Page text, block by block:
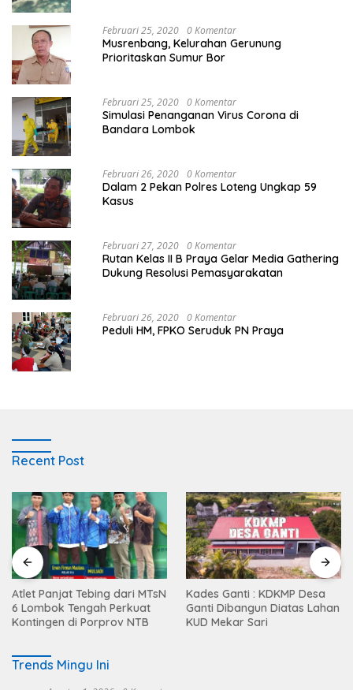
Februari 25, 2020 0 Komentar
Musrenbang, Kelurahan Gerunung
Prioritaskan Sumur Bor
Februari 25, 2020 0 Komentar
Simulasi Penanganan Virus Corona di
Bandara Lombok
Februari 26, 2020 0 Komentar
Dalam 2 Pekan Polres Loteng Ungkap 59
Kasus
Februari 27, 2020 0 Komentar
Rutan Kelas II B Praya Gelar Media Gathering
Dukung Resolusi Pemasyarakatan
Februari 26, 2020 0 Komentar
Peduli HM, FPKO Seruduk PN Praya
Recent Post
Atlet Panjat Tebing dari MTsN
6 Lombok Tengah Perkuat
Kontingen di Porprov NTB
Kades Ganti : KDKMP Desa
Ganti Dibangun Diatas Lahan
KUD Mekar Sari
Trends Mingu Ini